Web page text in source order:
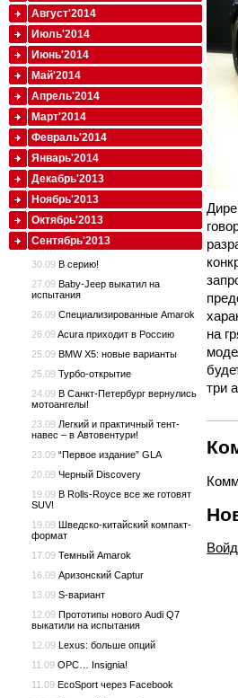
на
три
Август'2014
Июль'2014
Июнь'2014
Май'2014
Апрель'2014
Март'2014
Февраль'2014
Январь'2014
Декабрь'2013
Ноябрь'2013
Октябрь'2013
Сентябрь'2013
30.09 В серию!
27.09 Baby-Jeep выкатил на
испытания
26.09 Специализированные Amarok
26.09Acura приходит в Россию
25.09 BMW X5: новые варианты
25.09 Турбо-открытие
24.09 В Санкт-Петербург вернулись
мотоангелы!
23.09 Легкий и практичный тент-
навес – в Автовентури!
23.09 “Первое издание” GLA
20.09 Черный Discovery
19.09 В Rolls-Royce все же готовят
SUV!
19.09 Шведско-китайский компакт-
формат
17.09 Темный Amarok
16.09 Аризонский Captur
13.09 S-вариант
12.09 Прототипы нового Audi Q7
выкатили на испытания
12.09 Lexus: больше опций
11.09 OPC… Insignia!
11.09 EcoSport через Facebook